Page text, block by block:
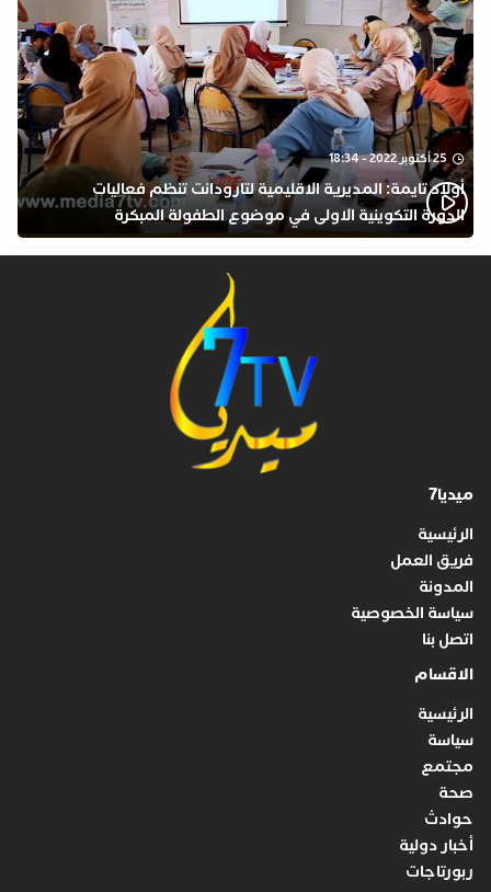
25 أكتوبر 2022 - 18:34
أولاد تايمة: المديرية الاقليمية لتارودانت تنظم فعاليات
الدورة التكوينية الاولى في موضوع الطفولة المبكرة
بمركز التكوين ثانوية الحسن الثاني التأهيلية
ميديا7
الرئيسية
فريق العمل
المدونة
سياسة الخصوصية
اتصل بنا
الاقسام
الرئيسية
سياسة
مجتمع
صحة
حوادث
أخبار دولية
ربورتاجات